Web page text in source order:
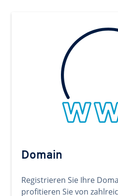
Domain
Registrieren Sie Ihre
profitieren Sie von